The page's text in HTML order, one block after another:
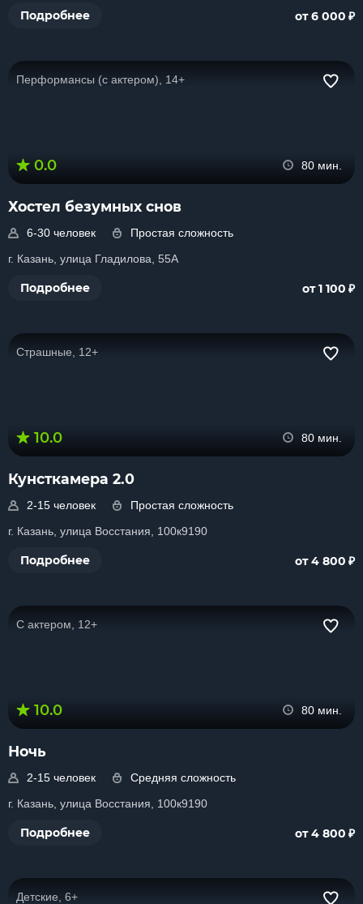
Подробнее от 6 000 ₽
Перформансы (с актером), 14+
0.0 80 мин.
Хостел безумных снов
6-30 человек
Простая сложность
г. Казань, улица Гладилова, 55А
Подробнее от 1 100 ₽
Страшные, 12+
10.0 80 мин.
Кунсткамера 2.0
2-15 человек
Простая сложность
г. Казань, улица Восстания, 100к9190
Подробнее от 4 800 ₽
С актером, 12+
10.0 80 мин.
Ночь
2-15 человек
Средняя сложность
г. Казань, улица Восстания, 100к9190
Подробнее от 4 800 ₽
Детские, 6+